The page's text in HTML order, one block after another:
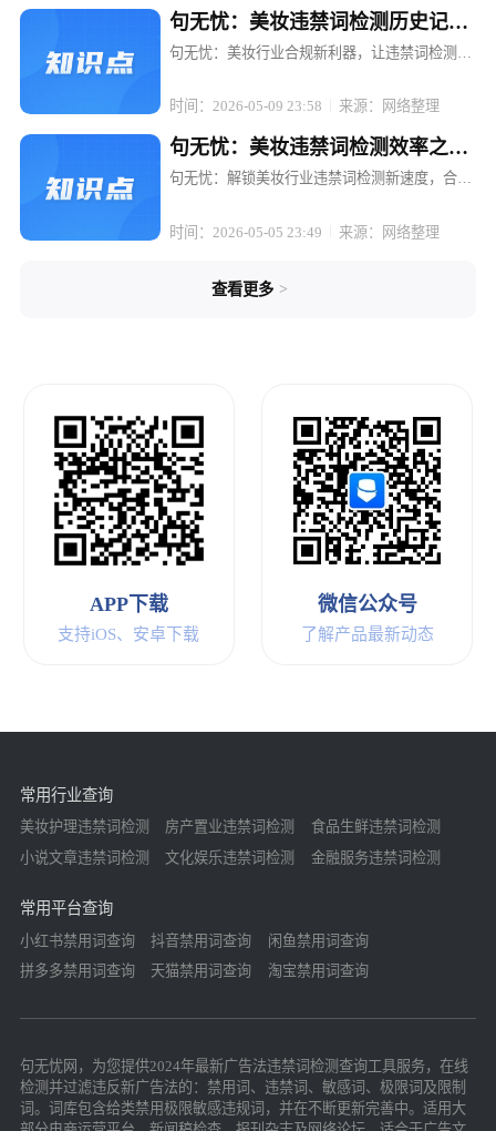
战。账号限流、封号、广告罚款等问...
句无忧：美妆违禁词检测历史记录
可追溯，复盘更轻松
句无忧：美妆行业合规新利器，让违禁词检测与
中，美妆品牌与博主们正享受着流量红利，却也
面临着前所未有的合规挑战。一条精心策划的短
视频，可能因一句不经意的违禁词而...
时间：2026-05-09 23:58 来源：网络整理
句无忧：美妆违禁词检测效率之
王，几秒出合规报告
句无忧：解锁美妆行业违禁词检测新速度，合规
中，合规性始终是悬在头顶的达摩克利斯之剑。
一句不当的宣传语，一个敏感的词汇，就可能让
时间：2026-05-05 23:49 来源：网络整理
查看更多 >
APP下载
支持iOS、安卓下载
微信公众号
了解产品最新动态
常用行业查询
美妆护理违禁词检测 房产置业违禁词检测
食品生鲜违禁词检测
小说文章违禁词检测
文化娱乐违禁词检测 金融服务违禁词检测
常用平台查询
小红书禁用词查询 抖音禁用词查询
闲鱼禁用词查询
拼多多禁用词查询
天猫禁用词查询 淘宝禁用词查询
句无忧网，为您提供2024年最新广告法违禁词检测查询工具服务，在线
检测并过滤违反新广告法的：禁用词、违禁词、敏感词、极限词及限制
词。词库包含给类禁用极限敏感违规词，并在不断更新完善中。适用大